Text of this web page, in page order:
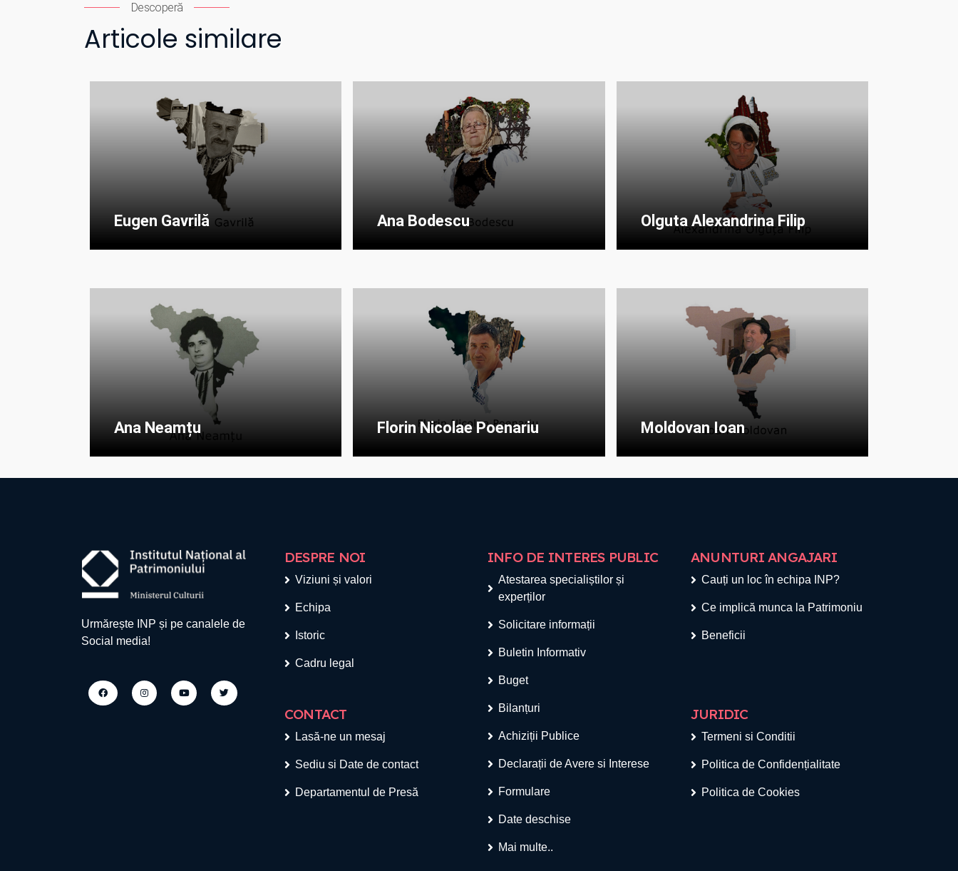
Descoperă
Articole similare
Eugen Gavrilă Ana Bodescu Olguta Alexandrina Filip
Ana Neamțu Florin Nicolae Poenariu Moldovan Ioan
Urmărește INP și pe canalele de
Social media!
DESPRE NOI
Viziuni și valori
Echipa
Istoric
Cadru legal
CONTACT
Lasă-ne un mesaj
Sediu si Date de contact
Departamentul de Presă
INFO DE INTERES PUBLIC
Atestarea specialiștilor și
experților
Solicitare informații
Buletin Informativ
Buget
Bilanțuri
Achiziții Publice
Declarații de Avere si Interese
Formulare
Date deschise
Mai multe..
ANUNTURI ANGAJARI
Cauți un loc în echipa INP?
Ce implică munca la Patrimoniu
Beneficii
JURIDIC
Termeni si Conditii
Politica de Confidențialitate
Politica de Cookies